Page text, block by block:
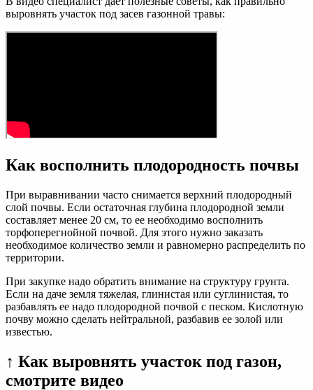
выровнять участок под засев газонной травы:
Как восполнить плодородность почвы
При выравнивании часто снимается верхний плодородный
слой почвы. Если остаточная глубина плодородной земли
составляет менее 20 см, то ее необходимо восполнить
торфоперегнойной почвой. Для этого нужно заказать
необходимое количество земли и равномерно распределить по
территории.
При закупке надо обратить внимание на структуру грунта.
Если на даче земля тяжелая, глинистая или суглинистая, то
разбавлять ее надо плодородной почвой с песком. Кислотную
почву можно сделать нейтральной, разбавив ее золой или
известью.
↑ Как выровнять участок под газон,
смотрите видео